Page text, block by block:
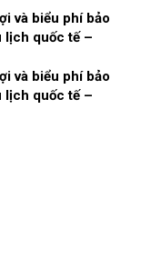
và biểu phí bảo
lịch quốc tế –
Eur
và biểu phí bảo
lịch quốc tế –